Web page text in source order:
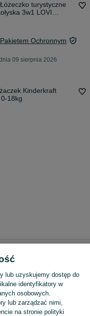
turystyczne
3w1 LOVI
Ochronnym
09 sierpnia 2026
Kinderkraft
18kg
leżaki, bujaki - Wągrowiec
Krzesełka do karmienia, leżaczki i bujaczki elektryczne oraz siedziska do nauki siedzenia dla niemowląt. Przeglądaj ogłoszenia na OLX.pl. Zobacz
lub uzyskujemy dostęp do
identyfikatory w
osobowych.
lub zarządzać nimi,
na stronie polityki